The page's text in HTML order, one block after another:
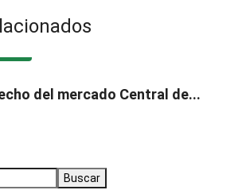
del mercado Central de...
Buscar